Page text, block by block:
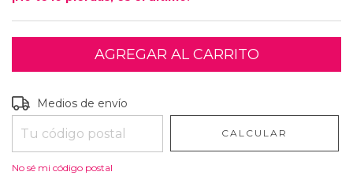
Entregas para el CP:
Medios de envío
CALCULAR
No sé mi código postal